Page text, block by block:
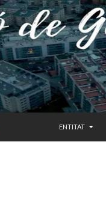
ENTITAT